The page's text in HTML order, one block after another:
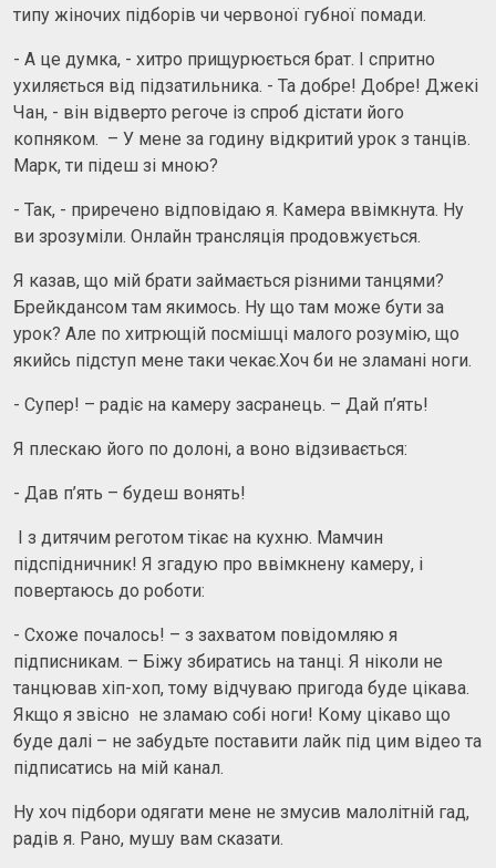
типу жіночих підборів чи червоної губної помади.
- А це думка, - хитро прищурюється брат. І спритно
ухиляється від підзатильника. - Та добре! Добре! Джекі
Чан, - він відверто регоче із спроб дістати його
копняком. – У мене за годину відкритий урок з танців.
Марк, ти підеш зі мною?
- Так, - приречено відповідаю я. Камера ввімкнута. Ну
ви зрозуміли. Онлайн трансляція продовжується.
Я казав, що мій брати займається різними танцями?
Брейкдансом там якимось. Ну що там може бути за
урок? Але по хитрющій посмішці малого розумію, що
якийсь підступ мене таки чекає.Хоч би не зламані ноги.
- Супер! – радіє на камеру засранець. – Дай п’ять!
Я плескаю його по долоні, а воно відзивається:
- Дав п’ять – будеш вонять!
І з дитячим реготом тікає на кухню. Мамчин
підспідничник! Я згадую про ввімкнену камеру, і
повертаюсь до роботи:
- Схоже почалось! – з захватом повідомляю я
підписникам. – Біжу збиратись на танці. Я ніколи не
танцював хіп-хоп, тому відчуваю пригода буде цікава.
Якщо я звісно не зламаю собі ноги! Кому цікаво що
буде далі – не забудьте поставити лайк під цим відео та
підписатись на мій канал.
Ну хоч підбори одягати мене не змусив малолітній гад,
радів я. Рано, мушу вам сказати.